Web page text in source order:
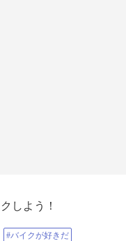
しよう！
#バイクが好きだ